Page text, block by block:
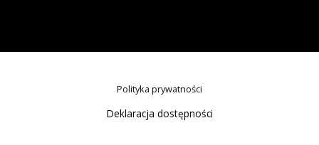
Polityka prywatności
Deklaracja dostępności